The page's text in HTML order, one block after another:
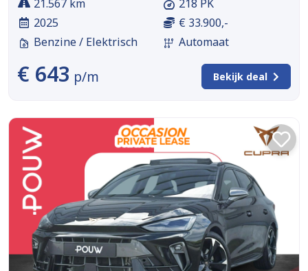
21.567 km
2025
Benzine / Elektrisch
218 PK
€ 33.900,-
Automaat
€ 643 p/m Bekijk deal